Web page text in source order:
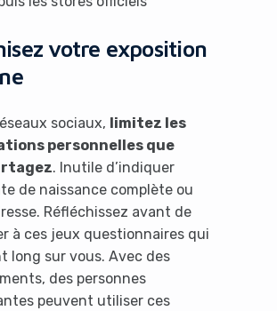
votre exposition
sociaux, limitez les
personnelles que
. Inutile d’indiquer
de naissance complète ou
Réfléchissez avant de
à ces jeux questionnaires qui
long sur vous. Avec des
des personnes
peuvent utiliser ces